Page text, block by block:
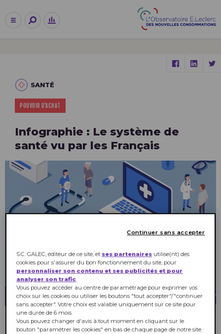
SANTÉ
POUVOIR D'ACHAT
Infographie : Le système de
santé vu par les Français
Crédit : Irina_Strelnikova
Continuer sans accepter
S.C. GALEC, éditeur de ce site, et ses partenaires utilise(nt) des
cookies pour s'assurer du bon fonctionnement du site, pour
personnaliser son contenu et ses publicités et pour
analyser son trafic.
Vous pouvez accéder au centre de paramétrage pour exprimer vos
choix sur les cookies ou utiliser les boutons "tout accepter"/"continuer
sans accepter". Votre choix est valable uniquement sur ce site pour
une durée de 6 mois.
Vous pouvez changer d'avis à tout moment en cliquant sur le
bouton "paramétrer les cookies" en bas de chaque page de notre site.